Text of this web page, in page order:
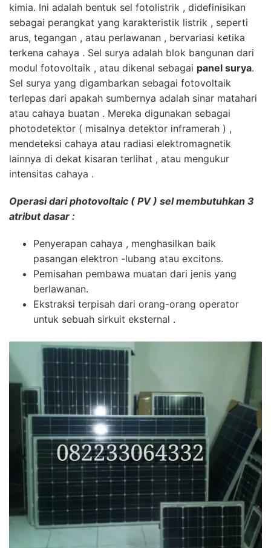
kimia. Ini adalah bentuk sel fotolistrik , didefinisikan
sebagai perangkat yang karakteristik listrik , seperti
arus, tegangan , atau perlawanan , bervariasi ketika
terkena cahaya . Sel surya adalah blok bangunan dari
modul fotovoltaik , atau dikenal sebagai panel surya.
Sel surya yang digambarkan sebagai fotovoltaik
terlepas dari apakah sumbernya adalah sinar matahari
atau cahaya buatan . Mereka digunakan sebagai
photodetektor ( misalnya detektor inframerah ) ,
mendeteksi cahaya atau radiasi elektromagnetik
lainnya di dekat kisaran terlihat , atau mengukur
intensitas cahaya .
Operasi dari photovoltaic ( PV ) sel membutuhkan 3
atribut dasar :
Penyerapan cahaya , menghasilkan baik
pasangan elektron -lubang atau excitons.
Pemisahan pembawa muatan dari jenis yang
berlawanan.
Ekstraksi terpisah dari orang-orang operator
untuk sebuah sirkuit eksternal .